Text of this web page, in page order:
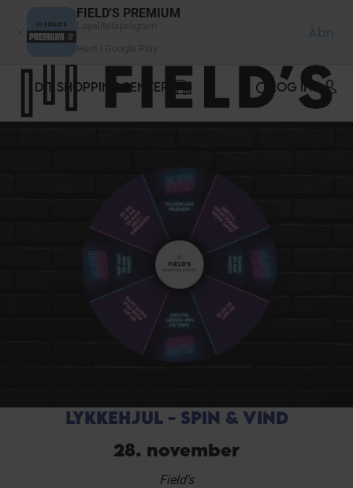
FIELD'S PREMIUM
Åbn
DIT SHOPPINGCENTER LOG IND
LYKKEHJUL - SPIN & VIND
28. november
Field's
CCookie-styringspanel